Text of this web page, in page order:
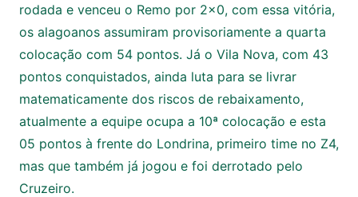
rodada e venceu o Remo por 2×0, com essa vitória,
os alagoanos assumiram provisoriamente a quarta
colocação com 54 pontos. Já o Vila Nova, com 43
pontos conquistados, ainda luta para se livrar
matematicamente dos riscos de rebaixamento,
atualmente a equipe ocupa a 10ª colocação e esta
05 pontos à frente do Londrina, primeiro time no Z4,
mas que também já jogou e foi derrotado pelo
Cruzeiro.